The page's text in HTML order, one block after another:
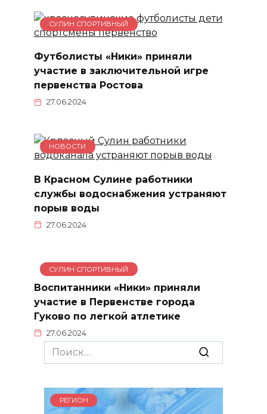
СУЛИН СПОРТИВНЫЙ
Футболисты «Ники» приняли
участие в заключительной игре
первенства Ростова
27.06.2024
НОВОСТИ
В Красном Сулине работники
службы водоснабжения устраняют
порыв воды
27.06.2024
СУЛИН СПОРТИВНЫЙ
Воспитанники «Ники» приняли
участие в Первенстве города
Гуково по легкой атлетике
27.06.2024
Search
for:
РЕГИОН